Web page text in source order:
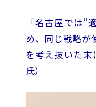
「名古屋では
め、同じ戦略
を考え抜いた
氏）